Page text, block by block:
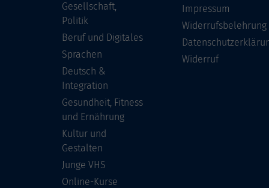
Gesellschaft,
Politik
Beruf und Digitales
Sprachen
Deutsch &
Integration
Gesundheit, Fitness
und Ernährung
Kultur und
Gestalten
Junge VHS
Online-Kurse
Impressum
Widerrufsbelehrung
Widerruf